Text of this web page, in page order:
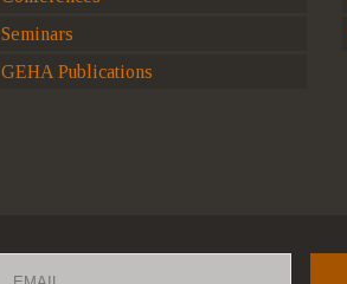
Seminars
GEHA Publications